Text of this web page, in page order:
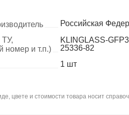
Российская
номер и т.п.)
KLINGLASS-
25336-82
1 шт
цвете и стоимости товара носит